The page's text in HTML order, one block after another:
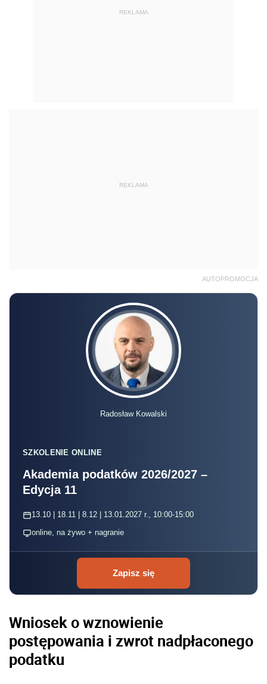
REKLAMA
REKLAMA
AUTOPROMOCJA
Radosław Kowalski
SZKOLENIE ONLINE
Akademia podatków 2026/2027 –
Edycja 11
13.10 | 18.11 | 8.12 | 13.01.2027 r., 10:00-15:00
online, na żywo + nagranie
Zapisz się
Wniosek o wznowienie
postępowania i zwrot nadpłaconego
podatku